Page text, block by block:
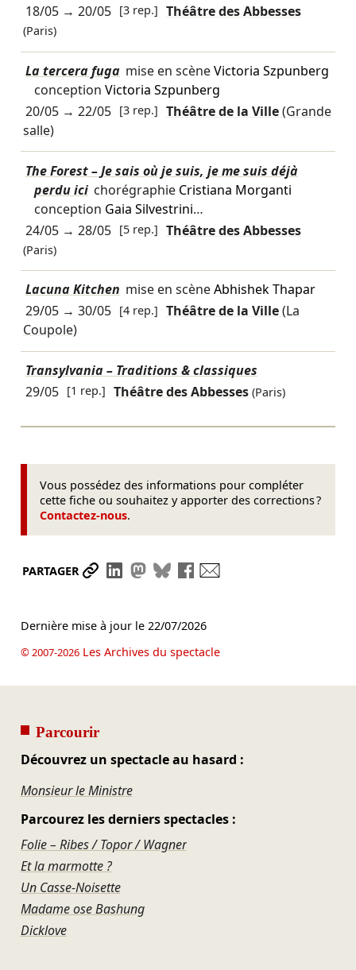
18/05→ 20/05 [3 rep.] Théâtre des Abbesses
(Paris)
La tercera fuga mise en scèneVictoria Szpunberg
conception Victoria Szpunberg
20/05→ 22/05 [3 rep.] Théâtre de la Ville(Grande
salle)
The Forest – Je sais où je suis, je me suis déjà
perdu ici chorégraphie Cristiana Morganti
conception Gaia Silvestrini…
24/05→ 28/05 [5 rep.] Théâtre des Abbesses
(Paris)
Lacuna Kitchen mise en scèneAbhishek Thapar
29/05→ 30/05 [4 rep.] Théâtre de la Ville(La
Coupole)
Transylvania – Traditions & classiques
29/05 [1 rep.] Théâtre des Abbesses (Paris)
Vous possédez des informations pour compléter
cette fiche ou souhaitez y apporter des corrections ?
Contactez-nous.
PARTAGER Partager le lien
Partager sur LinkedIn
Partager sur Mastodon
Partager sur Bluesky
Partager sur Facebook
Dernière mise à jour le 22/07/2026
© 2007-2026Les Archives du spectacle
Parcourir
Découvrez un spectacle au hasard :
Monsieur le Ministre
Parcourez les derniers spectacles :
Folie – Ribes / Topor / Wagner
Et la marmotte ?
Un Casse-Noisette
Madame ose Bashung
Dicklove